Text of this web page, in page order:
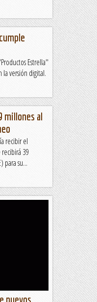
Estrella''
la versión digital.
millones al
recibir el
39
para su...
nuevos